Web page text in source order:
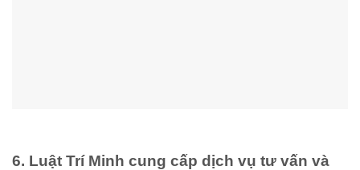
6. Luật Trí Minh cung cấp dịch vụ tư vấn và